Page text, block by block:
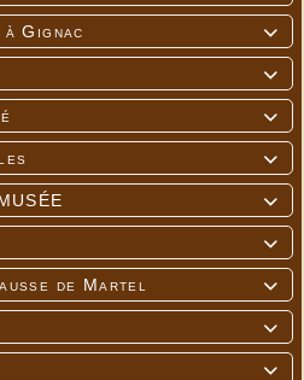

Gignac






de Martel

